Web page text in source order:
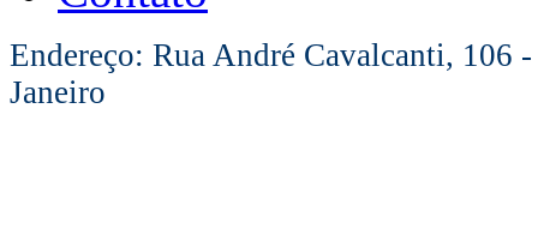
Endereço: Rua André Cavalcanti, 106
Janeiro